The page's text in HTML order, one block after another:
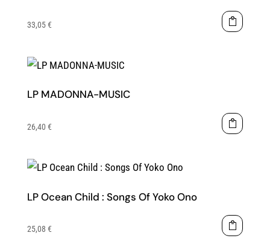
33,05€
LP MADONNA-MUSIC
26,40 €
LP Ocean Child : Songs Of Yoko Ono
25,08 €